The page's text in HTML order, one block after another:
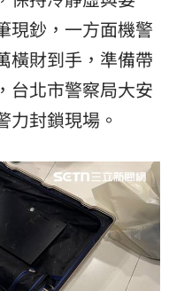
現鈔，一方面機警
橫財到手，準備帶
台北市警察局大安
力封鎖現場。